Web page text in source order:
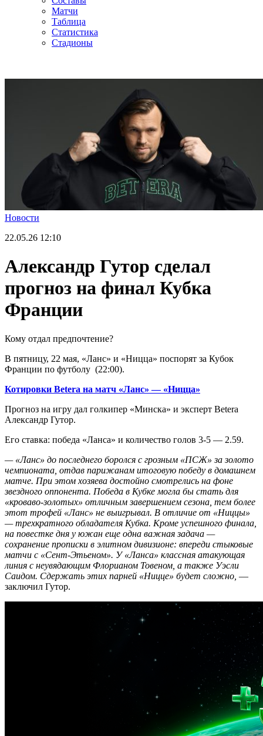
Матчи
Таблица
Статистика
Стадионы
Новости
22.05.26 12:10
Александр Гутор сделал
прогноз на финал Кубка
Франции
Кому отдал предпочтение?
В пятницу, 22 мая, «Ланс» и «Ницца» поспорят за Кубок
Франции по футболу (22:00).
Котировки Betera на матч «Ланс» — «Ницца»
Прогноз на игру дал голкипер «Минска» и эксперт Betera
Александр Гутор.
Его ставка: победа «Ланса» и количество голов 3-5 — 2.59.
— «Ланс» до последнего боролся с грозным «ПСЖ» за золото
чемпионата, отдав парижанам итоговую победу в домашнем
матче. При этом хозяева достойно смотрелись на фоне
звездного оппонента. Победа в Кубке могла бы стать для
«кроваво-золотых» отличным завершением сезона, тем более
этот трофей «Ланс» не выигрывал. В отличие от «Ниццы»
— трехкратного обладателя Кубка. Кроме успешного финала,
на повестке дня у южан еще одна важная задача —
сохранение прописки в элитном дивизионе: впереди стыковые
матчи с «Сент-Этьеном». У «Ланса» классная атакующая
линия с неувядающим Флорианом Товеном, а также Уэсли
Саидом. Сдержать этих парней «Ницце» будет сложно, —
заключил Гутор.